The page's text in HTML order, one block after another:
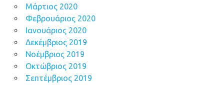
Μάρτιος 2020
Φεβρουάριος 2020
Ιανουάριος 2020
Δεκέμβριος 2019
Νοέμβριος 2019
Οκτώβριος 2019
Σεπτέμβριος 2019